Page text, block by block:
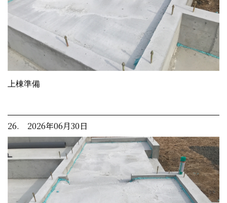
上棟準備
26. 2026年06月30日